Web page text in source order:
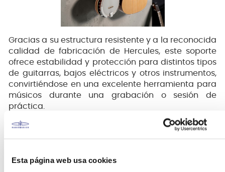
Esta página web usa cookies
Gracias a su estructura resistente y a la reconocida
calidad de fabricación de Hercules, este soporte
ofrece estabilidad y protección para distintos tipos
de guitarras, bajos eléctricos y otros instrumentos,
convirtiéndose en una excelente herramienta para
músicos durante una grabación o sesión de
práctica.